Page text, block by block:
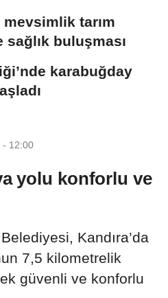
tarım
buluşması
karabuğday
- 12:00
yolu konforlu ve
Kandıra’da
7,5 kilometrelik
güvenli ve konforlu